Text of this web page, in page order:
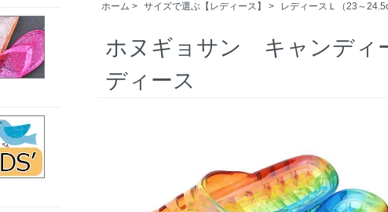
ホーム > サイズで選ぶ【レディース】 > レディースＬ（23～
ホヌギョサン キャンディ
ディース